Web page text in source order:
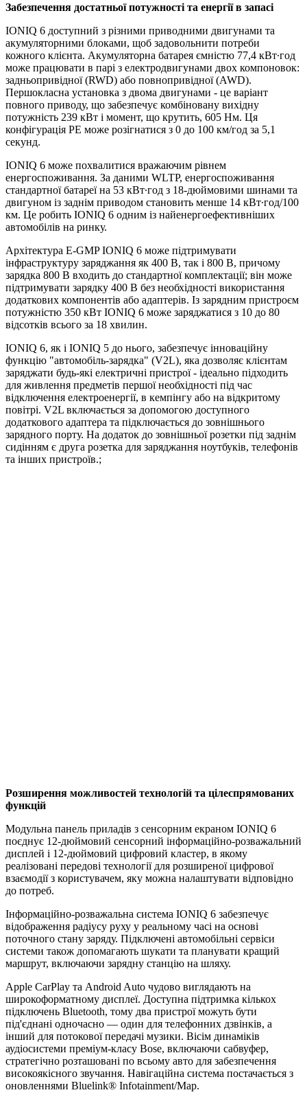
Забезпечення достатньої потужності та енергії в запасі
IONIQ 6 доступний з різними приводними двигунами та
акумуляторними блоками, щоб задовольнити потреби
кожного клієнта. Акумуляторна батарея ємністю 77,4 кВт∙год
може працювати в парі з електродвигунами двох компоновок:
задньопривідної (RWD) або повнопривідної (AWD).
Першокласна установка з двома двигунами - це варіант
повного приводу, що забезпечує комбіновану вихідну
потужність 239 кВт і момент, що крутить, 605 Нм. Ця
конфігурація PE може розігнатися з 0 до 100 км/год за 5,1
секунд.
IONIQ 6 може похвалитися вражаючим рівнем
енергоспоживання. За даними WLTP, енергоспоживання
стандартної батареї на 53 кВт∙год з 18-дюймовими шинами та
двигуном із заднім приводом становить менше 14 кВт∙год/100
км. Це робить IONIQ 6 одним із найенергоефективніших
автомобілів на ринку.
Архітектура E-GMP IONIQ 6 може підтримувати
інфраструктуру заряджання як 400 В, так і 800 В, причому
зарядка 800 В входить до стандартної комплектації; він може
підтримувати зарядку 400 В без необхідності використання
додаткових компонентів або адаптерів. Із зарядним пристроєм
потужністю 350 кВт IONIQ 6 може заряджатися з 10 до 80
відсотків всього за 18 хвилин.
IONIQ 6, як і IONIQ 5 до нього, забезпечує інноваційну
функцію "автомобіль-зарядка" (V2L), яка дозволяє клієнтам
заряджати будь-які електричні пристрої - ідеально підходить
для живлення предметів першої необхідності під час
відключення електроенергії, в кемпінгу або на відкритому
повітрі. V2L включається за допомогою доступного
додаткового адаптера та підключається до зовнішнього
зарядного порту. На додаток до зовнішньої розетки під заднім
сидінням є друга розетка для заряджання ноутбуків, телефонів
та інших пристроїв.;
Розширення можливостей технологій та цілеспрямованих
функцій
Модульна панель приладів з сенсорним екраном IONIQ 6
поєднує 12-дюймовий сенсорний інформаційно-розважальний
дисплей і 12-дюймовий цифровий кластер, в якому
реалізовані передові технології для розширеної цифрової
взаємодії з користувачем, яку можна налаштувати відповідно
до потреб.
Інформаційно-розважальна система IONIQ 6 забезпечує
відображення радіусу руху у реальному часі на основі
поточного стану заряду. Підключені автомобільні сервіси
системи також допомагають шукати та планувати кращий
маршрут, включаючи зарядну станцію на шляху.
Apple CarPlay та Android Auto чудово виглядають на
широкоформатному дисплеї. Доступна підтримка кількох
підключень Bluetooth, тому два пристрої можуть бути
під'єднані одночасно — один для телефонних дзвінків, а
інший для потокової передачі музики. Вісім динаміків
аудіосистеми преміум-класу Bose, включаючи сабвуфер,
стратегічно розташовані по всьому авто для забезпечення
високоякісного звучання. Навігаційна система постачається з
оновленнями Bluelink® Infotainment/Map.